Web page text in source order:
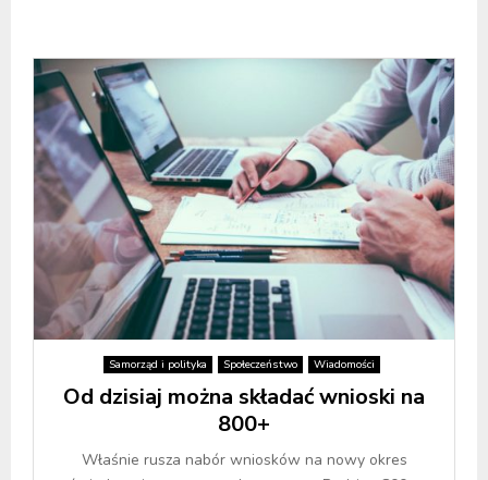
Samorząd i polityka Społeczeństwo Wiadomości
Od dzisiaj można składać wnioski na
800+
Właśnie rusza nabór wniosków na nowy okres